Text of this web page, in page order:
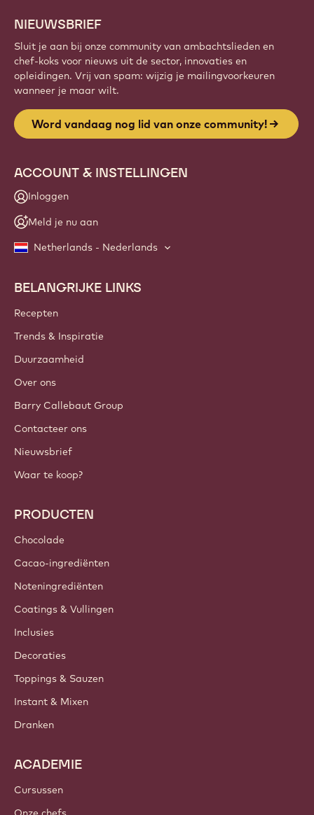
NIEUWSBRIEF
Sluit je aan bij onze community van ambachtslieden en
chef-koks voor nieuws uit de sector, innovaties en
opleidingen. Vrij van spam: wijzig je mailingvoorkeuren
wanneer je maar wilt.
Word vandaag nog lid van onze community!
ACCOUNT & INSTELLINGEN
Inloggen
Meld je nu aan
Netherlands - Nederlands
Footer
Callebaut
BELANGRIJKE LINKS
Recepten
Trends & Inspiratie
Duurzaamheid
Over ons
Barry Callebaut Group
Contacteer ons
Nieuwsbrief
Waar te koop?
PRODUCTEN
Chocolade
Cacao-ingrediënten
Noteningrediënten
Coatings & Vullingen
Inclusies
Decoraties
Toppings & Sauzen
Instant & Mixen
Dranken
ACADEMIE
Cursussen